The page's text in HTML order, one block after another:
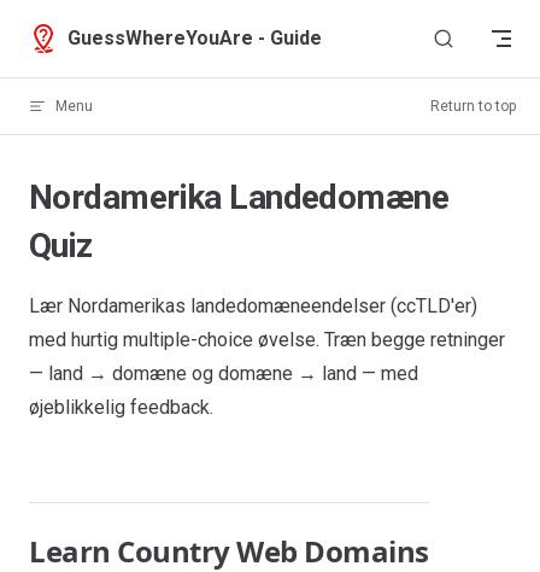
Skip to content
GuessWhereYouAre - Guide
Menu Return to top
Nordamerika Landedomæne
Quiz
Lær Nordamerikas landedomæneendelser (ccTLD'er)
med hurtig multiple-choice øvelse. Træn begge retninger
— land → domæne og domæne → land — med
øjeblikkelig feedback.
Learn Country Web Domains